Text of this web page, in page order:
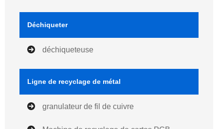
Déchiqueter
déchiqueteuse
Ligne de recyclage de métal
granulateur de fil de cuivre